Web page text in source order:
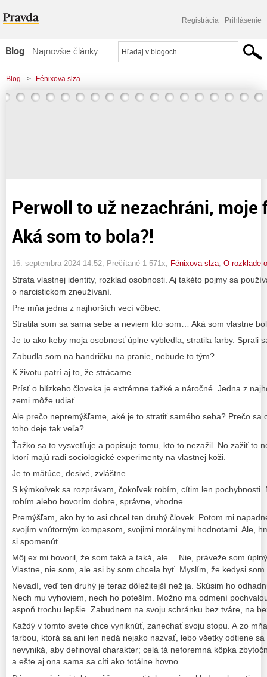
Registrácia Prihlásenie
Blog
Najnovšie články
Najčítanejšie články
Najkomentovanejšie články
Blog > Fénixova slza
> Perwoll to už nezachráni, moje farby vybledli... Aká som to bola?!
Perwoll to už nezachráni,
Aká som to bola?!
16. septembra 2024 14:52 , Prečítané 1 571x, Fénixova slza O rozklade
Strata vlastnej identity, rozklad osobnosti. Aj takéto pojmy sa
o narcistickom zneužívaní.
Pre mňa jedna z najhorších vecí vôbec.
Stratila som sa sama sebe a neviem kto som… Aká som vlastne
Je to ako keby moja osobnosť úplne vybledla, stratila farby. Sprali
Zabudla som na handričku na pranie, nebude to tým?
K životu patrí aj to, že strácame.
Prísť o blízkeho človeka je extrémne ťažké a náročné. Jedna z
zemi môže udiať.
Ale prečo nepremýšľame, aké je to stratiť samého seba? Prečo sa
toho deje tak veľa?
Ťažko sa to vysvetľuje a popisuje tomu, kto to nezažil. No zažiť to
ktorí majú radi sociologické experimenty na vlastnej koži.
Je to mätúce, desivé, zvláštne…
S kýmkoľvek sa rozprávam, čokoľvek robím, cítim len pochybnosti.
robím alebo hovorím dobre, správne, vhodne…
Premýšľam, ako by to asi chcel ten druhý človek. Potom mi
svojím vnútorným kompasom, svojimi morálnymi hodnotami. Ale,
si spomenúť.
Môj ex mi hovoril, že som taká a taká, ale… Nie, práveže som
Vlastne, nie som, ale asi by som chcela byť. Myslím, že kedysi
Nevadí, veď ten druhý je teraz dôležitejší než ja. Skúsim ho
Nech mu vyhoviem, nech ho poteším. Možno ma odmení
aspoň trochu lepšie. Zabudnem na svoju schránku bez tváre, na
Každý v tomto svete chce vyniknúť, zanechať svoju stopu. A zo
farbou, ktorá sa ani len nedá nejako nazvať, lebo všetky odtiene
nevyniká, aby definoval charakter; celá tá neforemná kôpka
a ešte aj ona sama sa cíti ako totálne hovno.